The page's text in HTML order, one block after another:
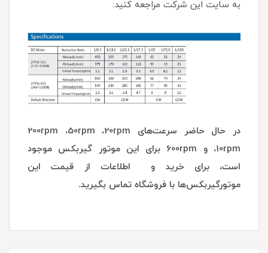
به سایت این شرکت مراجعه کنید:
در حال حاضر سرعت‌های 200rpm ،50rpm ،20rpm
،10rpm و 600rpm برای این موتور گیربکس موجود
است، برای خرید و اطلاعات از قیمت این
موتورگیربکس‌ها با فروشگاه تماس بگیرید.